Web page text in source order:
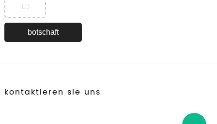
/3
kontaktieren sie uns